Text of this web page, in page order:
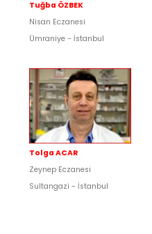
Tuğba ÖZBEK
Nisan Eczanesi
Ümraniye - İstanbul
Tolga ACAR
Zeynep Eczanesi
Sultangazi - İstanbul